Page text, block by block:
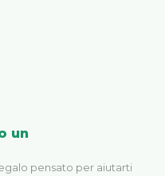
un
pensato per aiutarti